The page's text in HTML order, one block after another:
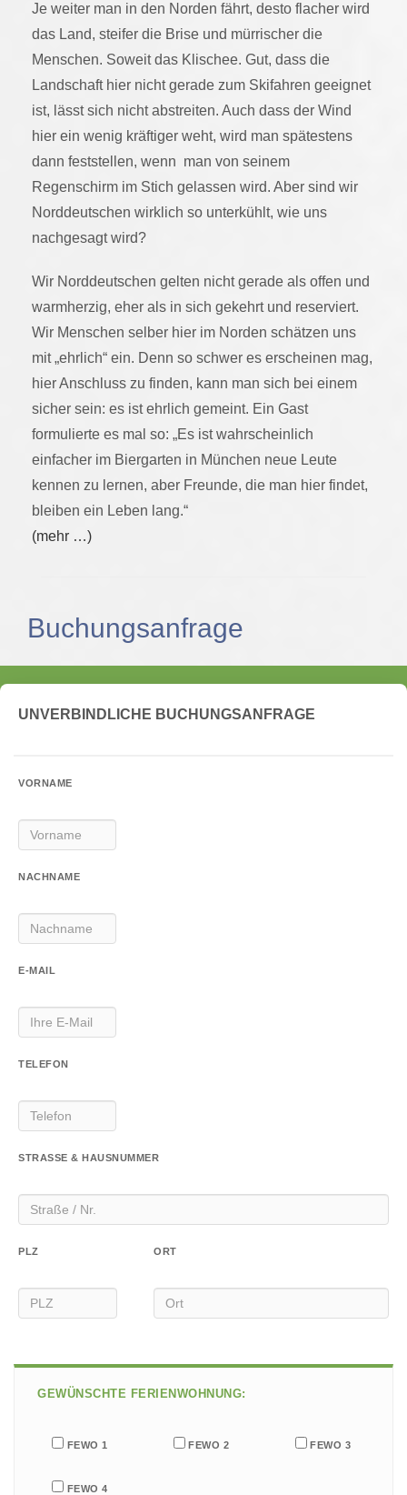
Je weiter man in den Norden fährt, desto flacher wird
das Land, steifer die Brise und mürrischer die
Menschen. Soweit das Klischee. Gut, dass die
Landschaft hier nicht gerade zum Skifahren geeignet
ist, lässt sich nicht abstreiten. Auch dass der Wind
hier ein wenig kräftiger weht, wird man spätestens
dann feststellen, wenn man von seinem
Regenschirm im Stich gelassen wird. Aber sind wir
Norddeutschen wirklich so unterkühlt, wie uns
nachgesagt wird?
Wir Norddeutschen gelten nicht gerade als offen und
warmherzig, eher als in sich gekehrt und reserviert.
Wir Menschen selber hier im Norden schätzen uns
mit „ehrlich“ ein. Denn so schwer es erscheinen mag,
hier Anschluss zu finden, kann man sich bei einem
sicher sein: es ist ehrlich gemeint. Ein Gast
formulierte es mal so: „Es ist wahrscheinlich
einfacher im Biergarten in München neue Leute
kennen zu lernen, aber Freunde, die man hier findet,
bleiben ein Leben lang.“
(mehr …)
Buchungsanfrage
UNVERBINDLICHE BUCHUNGSANFRAGE
VORNAME
NACHNAME
E-MAIL
TELEFON
STRASSE & HAUSNUMMER
PLZ ORT
GEWÜNSCHTE FERIENWOHNUNG:
FEWO 1 FEWO 2 FEWO 3
FEWO 4